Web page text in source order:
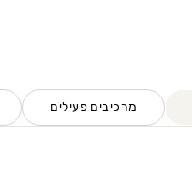
מרכיבים פעילים